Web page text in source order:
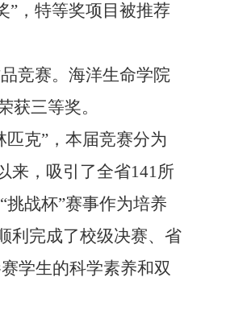
”，特等奖项目被推荐
竞赛。海洋生命学院
获三等奖。
克”，本届竞赛分为
来，吸引了全省141所
战杯”赛事作为培养
利完成了校级决赛、省
学生的科学素养和双